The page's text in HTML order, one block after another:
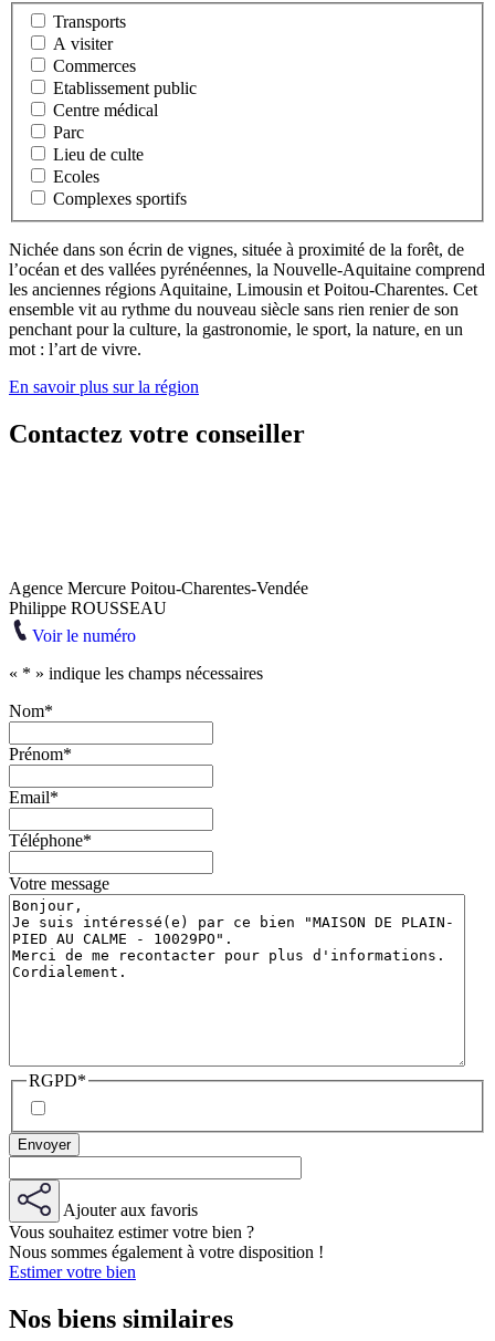
Transports
A visiter
Commerces
Etablissement public
Centre médical
Parc
Lieu de culte
Ecoles
Complexes sportifs
Nichée dans son écrin de vignes, située à proximité de la forêt, de
l’océan et des vallées pyrénéennes, la Nouvelle-Aquitaine comprend
les anciennes régions Aquitaine, Limousin et Poitou-Charentes. Cet
ensemble vit au rythme du nouveau siècle sans rien renier de son
penchant pour la culture, la gastronomie, le sport, la nature, en un
mot : l’art de vivre.
En savoir plus sur la région
Contactez votre conseiller
Agence Mercure Poitou-Charentes-Vendée
Philippe ROUSSEAU
Voir le numéro
« * » indique les champs nécessaires
Nom*
Prénom*
Email*
Téléphone*
Votre message
RGPD*
Ajouter aux favoris
Vous souhaitez estimer votre bien ?
Nous sommes également à votre disposition !
Estimer votre bien
Nos biens similaires